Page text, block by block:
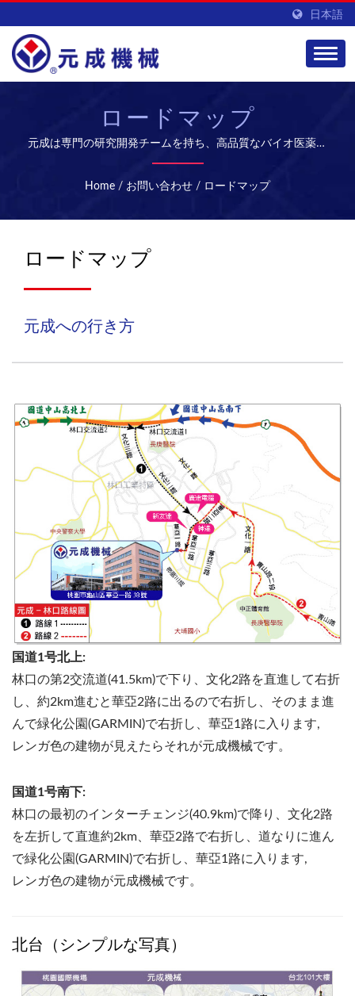
日本語
ロードマップ
元成は専門の研究開発チームを持ち、高品質なバイオ医薬品
設備とサービスを提供し、グローバル市場を開拓していま
す。
Home / お問い合わせ / ロードマップ
ロードマップ
元成への行き方
国道1号北上:
林口の第2交流道(41.5km)で下り、文化2路を直進して右折
し、約2km進むと華亞2路に出るので右折し、そのまま進
んで緑化公園(GARMIN)で右折し、華亞1路に入ります,
レンガ色の建物が見えたらそれが元成機械です。
国道1号南下:
林口の最初のインターチェンジ(40.9km)で降り、文化2路
を左折して直進約2km、華亞2路で右折し、道なりに進ん
で緑化公園(GARMIN)で右折し、華亞1路に入ります,
レンガ色の建物が元成機械です。
北台（シンプルな写真）